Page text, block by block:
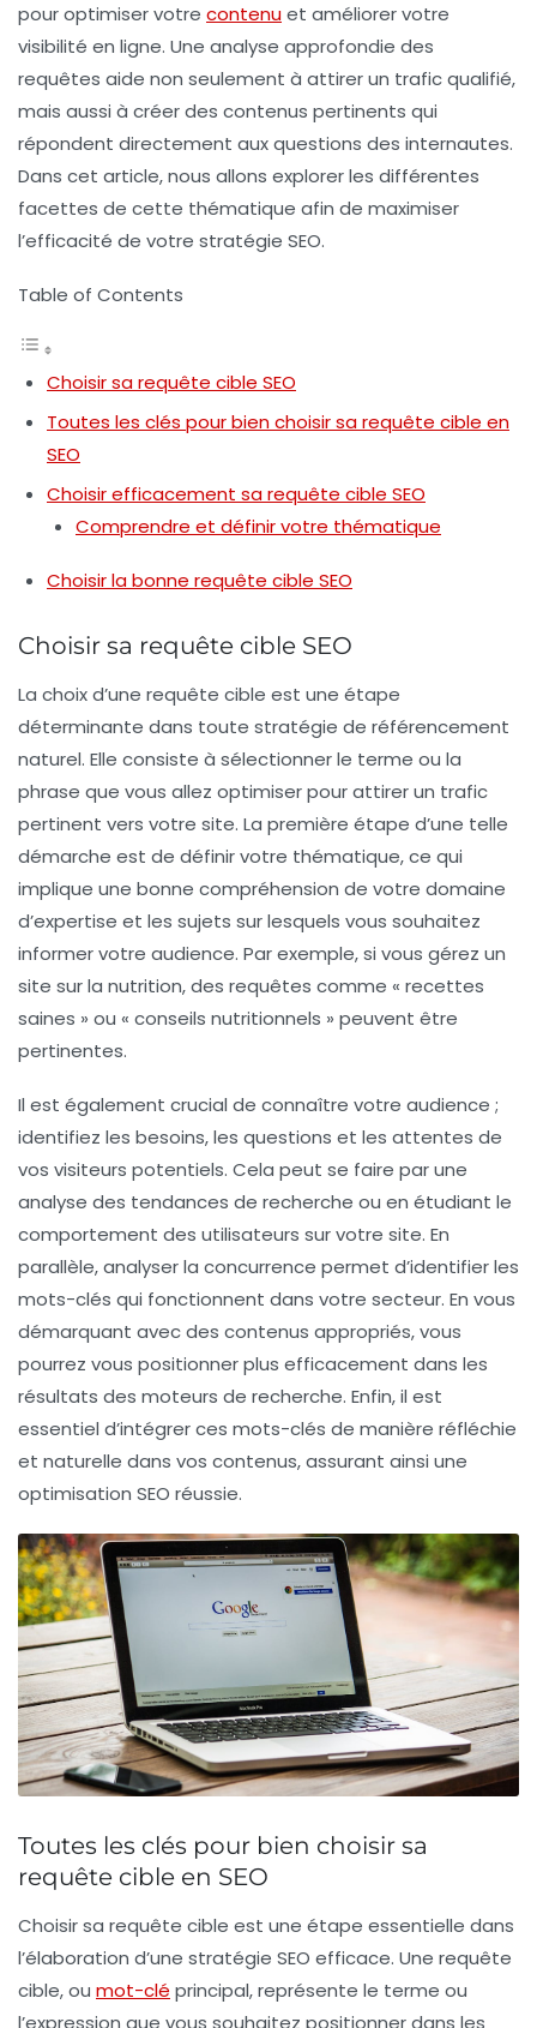
pour optimiser votre contenuet améliorer votre
visibilité en ligne. Une analyse approfondie des
requêtes aide non seulement à attirer un trafic qualifié,
mais aussi à créer des contenus pertinents qui
répondent directement aux questions des internautes.
Dans cet article, nous allons explorer les différentes
facettes de cette thématique afin de maximiser
l’efficacité de votre stratégie SEO.
Table of Contents
Choisir sa requête cible SEO
Toutes les clés pour bien choisir sa requête cible en
SEO
Choisir efficacement sa requête cible SEO
Comprendre et définir votre thématique
Choisir la bonne requête cible SEO
Choisir sa requête cible SEO
La choix d’une requête cible est une étape
déterminante dans toute stratégie de référencement
naturel. Elle consiste à sélectionner le terme ou la
phrase que vous allez optimiser pour attirer un trafic
pertinent vers votre site. La première étape d’une telle
démarche est de définir votre thématique, ce qui
implique une bonne compréhension de votre domaine
d’expertise et les sujets sur lesquels vous souhaitez
informer votre audience. Par exemple, si vous gérez un
site sur la nutrition, des requêtes comme « recettes
saines » ou « conseils nutritionnels » peuvent être
pertinentes.
Il est également crucial de connaître votre audience ;
identifiez les besoins, les questions et les attentes de
vos visiteurs potentiels. Cela peut se faire par une
analyse des tendances de recherche ou en étudiant le
comportement des utilisateurs sur votre site. En
parallèle,analyser la concurrence permet d’identifier les
mots-clés qui fonctionnent dans votre secteur. En vous
démarquant avec des contenus appropriés, vous
pourrez vous positionner plus efficacement dans les
résultats des moteurs de recherche. Enfin, il est
essentiel d’intégrer ces mots-clés de manière réfléchie
et naturelle dans vos contenus, assurant ainsi une
optimisation SEO réussie.
Toutes les clés pour bien choisir sa
requête cible en SEO
Choisir sa requête cible est une étape essentielle dans
l’élaboration d’une stratégie SEO efficace. Une requête
cible, ou mot-clé principal, représente le terme ou
l’expression que vous souhaitez positionner dans les